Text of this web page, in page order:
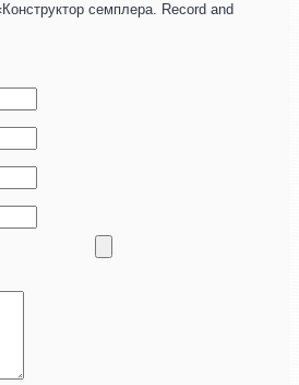
семплера. Record and